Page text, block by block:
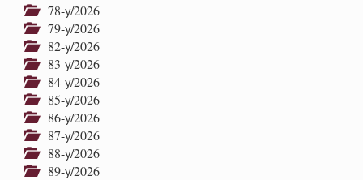
78-у/2026
79-у/2026
82-у/2026
83-у/2026
84-у/2026
85-у/2026
86-у/2026
87-у/2026
88-у/2026
89-у/2026